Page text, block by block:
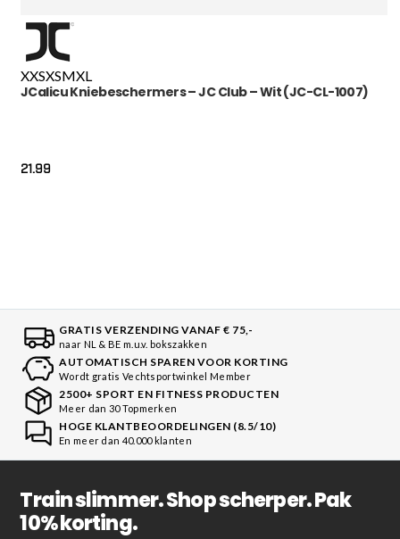
XXSXSMXL
JCalicu Kniebeschermers – JC Club – Wit (JC-CL-1007)
21.99
GRATIS VERZENDING VANAF € 75,-
naar NL & BE m.u.v. bokszakken
AUTOMATISCH SPAREN VOOR KORTING
Wordt gratis Vechtsportwinkel Member
2500+ SPORT EN FITNESS PRODUCTEN
Meer dan 30 Topmerken
HOGE KLANTBEOORDELINGEN (8.5/10)
En meer dan 40.000 klanten
Train slimmer. Shop scherper. Pak
10% korting.